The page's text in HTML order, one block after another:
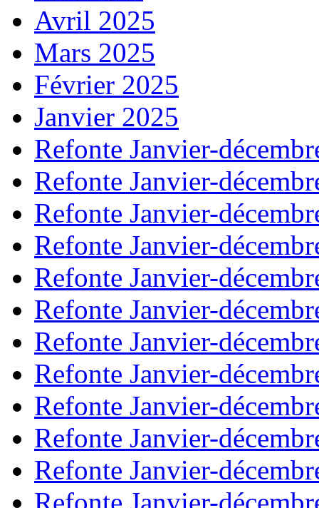
Avril 2025
Mars 2025
Février 2025
Janvier 2025
Refonte Janvier-
Refonte Janvier-
Refonte Janvier-
Refonte Janvier-
Refonte Janvier-
Refonte Janvier-
Refonte Janvier-
Refonte Janvier-
Refonte Janvier-
Refonte Janvier-
Refonte Janvier-